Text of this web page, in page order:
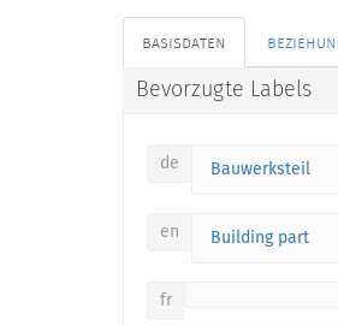
basisdaten
Bevorzugte Labels
de Bauwerksteil
en Building part
fr